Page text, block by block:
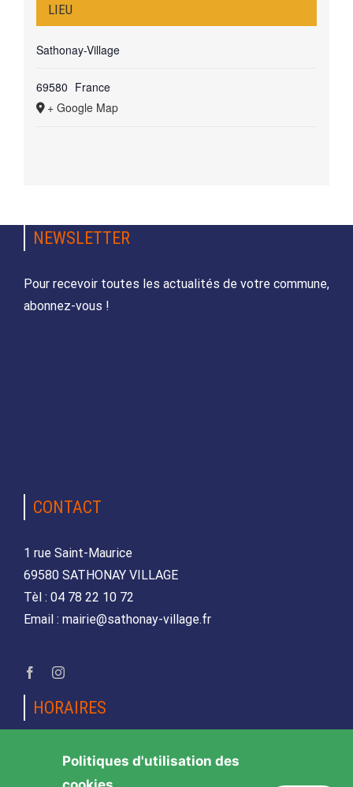
LIEU
Sathonay-Village
69580 France
+ Google Map
NEWSLETTER
Pour recevoir toutes les actualités de votre commune,
abonnez-vous !
CONTACT
1 rue Saint-Maurice
69580 SATHONAY VILLAGE
Tèl : 04 78 22 10 72
Email : mairie@sathonay-village.fr
HORAIRES
Lundi, mardi, jeudi et vendredi
de 08h30 à 12h00 et de 14h00 à 17h00
Politiques d'utilisation des